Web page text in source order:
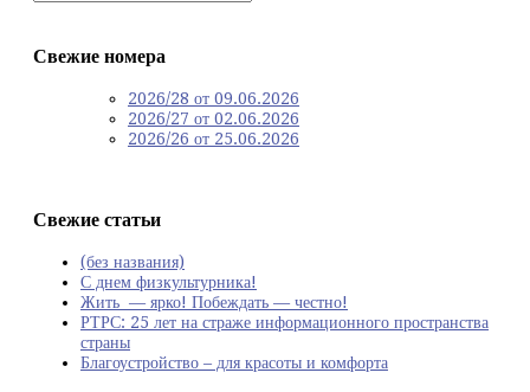
Свежие номера
2026/28 от 09.06.2026
2026/27 от 02.06.2026
2026/26 от 25.06.2026
Свежие статьи
(без названия)
С днем физкультурника!
Жить — ярко! Побеждать — честно!
РТРС: 25 лет на страже информационного пространства
страны
Благоустройство – для красоты и комфорта